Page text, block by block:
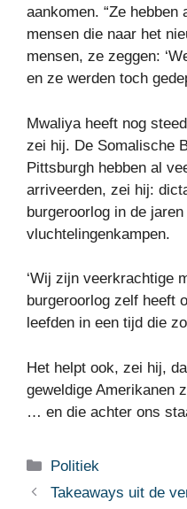
aankomen. “Ze hebben
mensen die naar het
mensen, ze zeggen:
en ze werden toch
Mwaliya heeft nog
zei hij. De Somalische
Pittsburgh hebben al
arriveerden, zei hij:
burgeroorlog in de
vluchtelingenkampen.
‘Wij zijn veerkrachtige
burgeroorlog zelf heeft
leefden in een tijd die
Het helpt ook, zei hij,
geweldige Amerikanen
… en die achter ons
Categorieën
Politiek
Takeaways uit de